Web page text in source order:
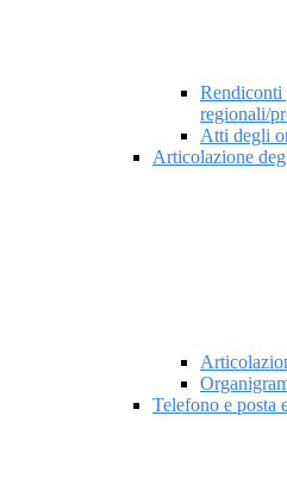
Rendiconti
regionali/
Atti degli
Articolazione
Telefono e posta